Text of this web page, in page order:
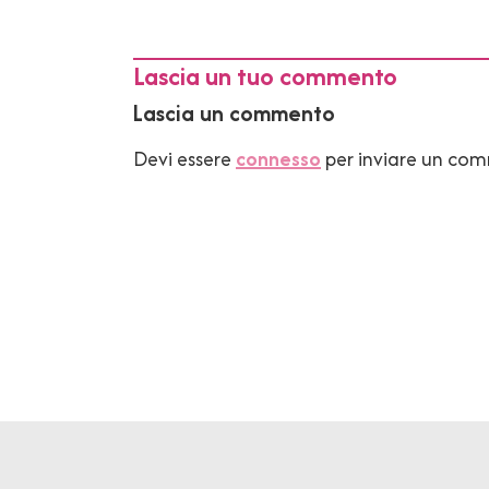
Lascia un tuo commento
Lascia un commento
Devi essere connesso per inviare un